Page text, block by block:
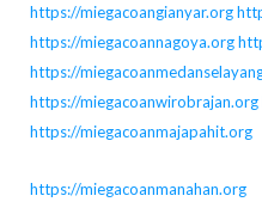
https://miegacoangianyar.org
https://miegacoannagoya.org
https://
https://miegacoanwirobrajan.org
https://miegacoanmajapahit.org
https://miegacoanmanahan.org